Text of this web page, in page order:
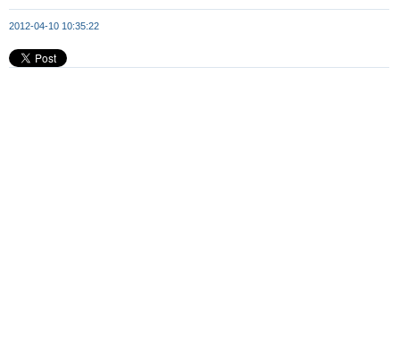
2012-04-10 10:35:22